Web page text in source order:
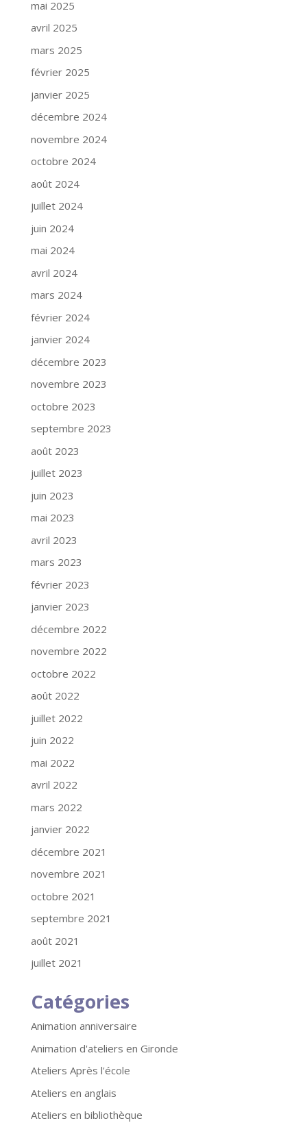
mai 2025
avril 2025
mars 2025
février 2025
janvier 2025
décembre 2024
novembre 2024
octobre 2024
août 2024
juillet 2024
juin 2024
mai 2024
avril 2024
mars 2024
février 2024
janvier 2024
décembre 2023
novembre 2023
octobre 2023
septembre 2023
août 2023
juillet 2023
juin 2023
mai 2023
avril 2023
mars 2023
février 2023
janvier 2023
décembre 2022
novembre 2022
octobre 2022
août 2022
juillet 2022
juin 2022
mai 2022
avril 2022
mars 2022
janvier 2022
décembre 2021
novembre 2021
octobre 2021
septembre 2021
août 2021
juillet 2021
Catégories
Animation anniversaire
Animation d'ateliers en Gironde
Ateliers Après l'école
Ateliers en anglais
Ateliers en bibliothèque